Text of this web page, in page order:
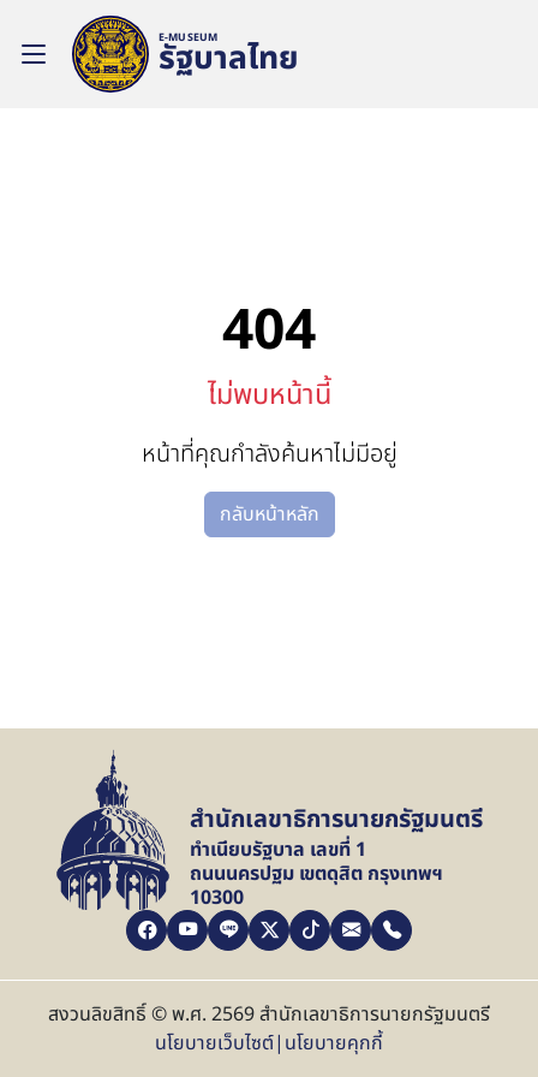
รัฐบาลไทย
E-MUSEUM
404
ไม่พบหน้านี้
หน้าที่คุณกำลังค้นหาไม่มีอยู่
กลับหน้าหลัก
สำนักเลขาธิการนายกรัฐมนตรี
ทำเนียบรัฐบาล เลขที่ 1
ถนนนครปฐม เขตดุสิต กรุงเทพฯ
10300
สงวนลิขสิทธิ์ © พ.ศ. 2569 สำนักเลขาธิการนายกรัฐมนตรี
นโยบายเว็บไซต์| นโยบายคุกกี้